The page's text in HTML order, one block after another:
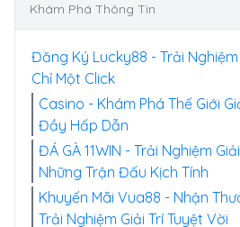
Khám Phá Thông Tin
Đăng Ký Lucky88 - Trải
Chỉ Một Click
Casino - Khám Phá Thế Giới
Đầy Hấp Dẫn
ĐÁ GÀ 11WIN - Trải Nghiệm
Những Trận Đấu Kịch Tính
Khuyến Mãi Vua88 - Nhận
Trải Nghiệm Giải Trí Tuyệt Vời